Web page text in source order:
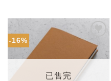
-16%
加入
「願
望輕
已售完